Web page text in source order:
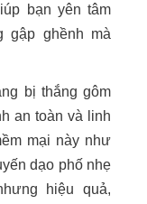
bạn yên tâm
gập ghềnh mà
bị thắng gôm
an toàn và linh
mại này như
dạo phố nhẹ
hiệu quả,